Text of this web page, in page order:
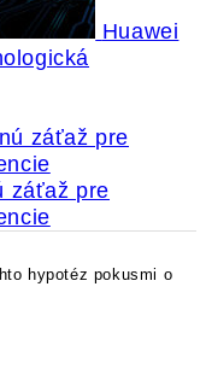
Huawei
záťaž pre
hypotéz pokusmi o